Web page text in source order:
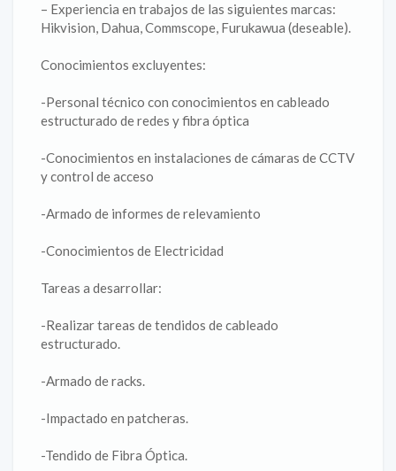
– Experiencia en trabajos de las siguientes marcas:
Hikvision, Dahua, Commscope, Furukawua (deseable).
Conocimientos excluyentes:
-Personal técnico con conocimientos en cableado
estructurado de redes y fibra óptica
-Conocimientos en instalaciones de cámaras de CCTV
y control de acceso
-Armado de informes de relevamiento
-Conocimientos de Electricidad
Tareas a desarrollar:
-Realizar tareas de tendidos de cableado
estructurado.
-Armado de racks.
-Impactado en patcheras.
-Tendido de Fibra Óptica.